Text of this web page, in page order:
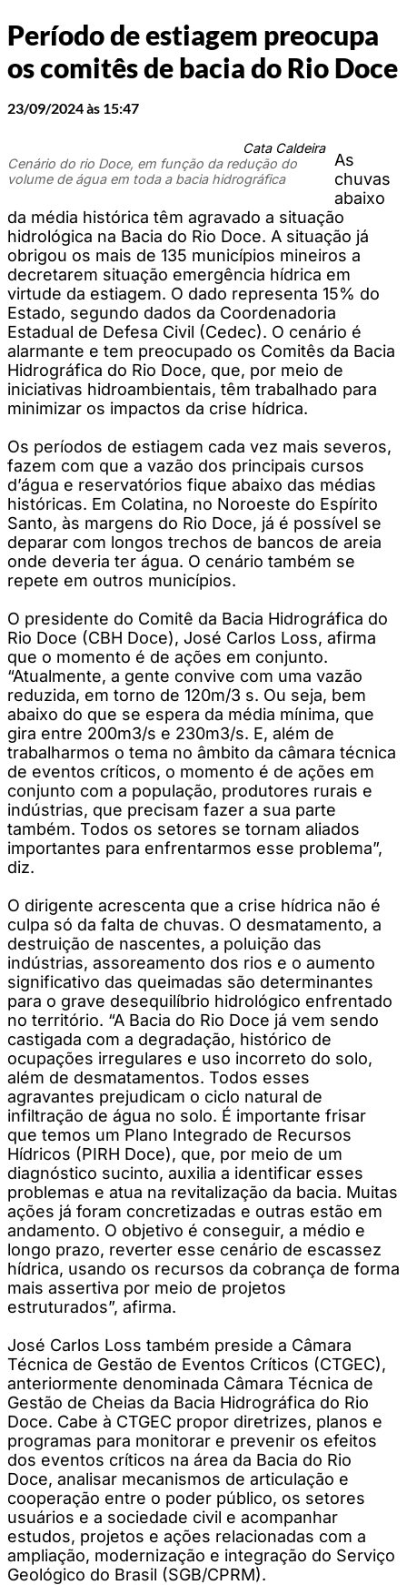
Período de estiagem preocupa
os comitês de bacia do Rio Doce
23/09/2024 às 15:47
Cata Caldeira
Cenário do rio Doce, em função da redução do
volume de água em toda a bacia hidrográfica
As
chuvas
abaixo
da média histórica têm agravado a situação
hidrológica na Bacia do Rio Doce. A situação já
obrigou os mais de 135 municípios mineiros a
decretarem situação emergência hídrica em
virtude da estiagem. O dado representa 15% do
Estado, segundo dados da Coordenadoria
Estadual de Defesa Civil (Cedec). O cenário é
alarmante e tem preocupado os Comitês da Bacia
Hidrográfica do Rio Doce, que, por meio de
iniciativas hidroambientais, têm trabalhado para
minimizar os impactos da crise hídrica.
Os períodos de estiagem cada vez mais severos,
fazem com que a vazão dos principais cursos
d’água e reservatórios fique abaixo das médias
históricas. Em Colatina, no Noroeste do Espírito
Santo, às margens do Rio Doce, já é possível se
deparar com longos trechos de bancos de areia
onde deveria ter água. O cenário também se
repete em outros municípios.
O presidente do Comitê da Bacia Hidrográfica do
Rio Doce (CBH Doce), José Carlos Loss, afirma
que o momento é de ações em conjunto.
“Atualmente, a gente convive com uma vazão
reduzida, em torno de 120m/3 s. Ou seja, bem
abaixo do que se espera da média mínima, que
gira entre 200m3/s e 230m3/s. E, além de
trabalharmos o tema no âmbito da câmara técnica
de eventos críticos, o momento é de ações em
conjunto com a população, produtores rurais e
indústrias, que precisam fazer a sua parte
também. Todos os setores se tornam aliados
importantes para enfrentarmos esse problema”,
diz.
O dirigente acrescenta que a crise hídrica não é
culpa só da falta de chuvas. O desmatamento, a
destruição de nascentes, a poluição das
indústrias, assoreamento dos rios e o aumento
significativo das queimadas são determinantes
para o grave desequilíbrio hidrológico enfrentado
no território. “A Bacia do Rio Doce já vem sendo
castigada com a degradação, histórico de
ocupações irregulares e uso incorreto do solo,
além de desmatamentos. Todos esses
agravantes prejudicam o ciclo natural de
infiltração de água no solo. É importante frisar
que temos um Plano Integrado de Recursos
Hídricos (PIRH Doce), que, por meio de um
diagnóstico sucinto, auxilia a identificar esses
problemas e atua na revitalização da bacia. Muitas
ações já foram concretizadas e outras estão em
andamento. O objetivo é conseguir, a médio e
longo prazo, reverter esse cenário de escassez
hídrica, usando os recursos da cobrança de forma
mais assertiva por meio de projetos
estruturados”, afirma.
José Carlos Loss também preside a Câmara
Técnica de Gestão de Eventos Críticos (CTGEC),
anteriormente denominada Câmara Técnica de
Gestão de Cheias da Bacia Hidrográfica do Rio
Doce. Cabe à CTGEC propor diretrizes, planos e
programas para monitorar e prevenir os efeitos
dos eventos críticos na área da Bacia do Rio
Doce, analisar mecanismos de articulação e
cooperação entre o poder público, os setores
usuários e a sociedade civil e acompanhar
estudos, projetos e ações relacionadas com a
ampliação, modernização e integração do Serviço
Geológico do Brasil (SGB/CPRM).